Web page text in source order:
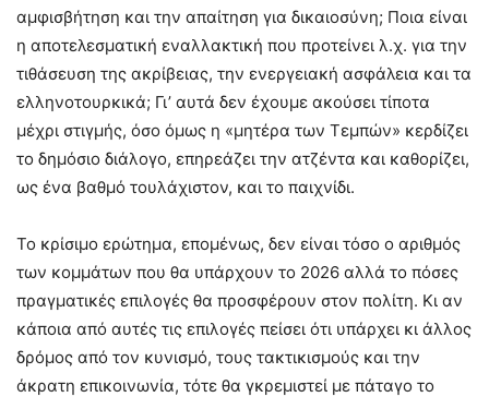
αμφισβήτηση και την απαίτηση για δικαιοσύνη; Ποια είναι
η αποτελεσματική εναλλακτική που προτείνει λ.χ. για την
τιθάσευση της ακρίβειας, την ενεργειακή ασφάλεια και τα
ελληνοτουρκικά; Γι’ αυτά δεν έχουμε ακούσει τίποτα
μέχρι στιγμής, όσο όμως η «μητέρα των Τεμπών» κερδίζει
το δημόσιο διάλογο, επηρεάζει την ατζέντα και καθορίζει,
ως ένα βαθμό τουλάχιστον, και το παιχνίδι.
Το κρίσιμο ερώτημα, επομένως, δεν είναι τόσο ο αριθμός
των κομμάτων που θα υπάρχουν το 2026 αλλά το πόσες
πραγματικές επιλογές θα προσφέρουν στον πολίτη. Κι αν
κάποια από αυτές τις επιλογές πείσει ότι υπάρχει κι άλλος
δρόμος από τον κυνισμό, τους τακτικισμούς και την
άκρατη επικοινωνία, τότε θα γκρεμιστεί με πάταγο το